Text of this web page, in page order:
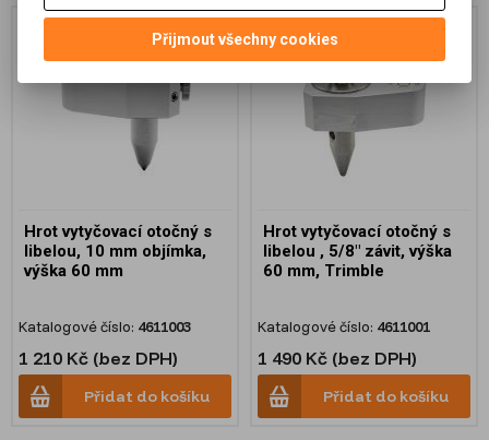
Hrot vytyčovací otočný s
libelou, 10 mm objímka,
výška 60 mm
Katalogové číslo: 4611003
1 210 Kč (bez DPH)
Přidat do košíku
Hrot vytyčovací otočný s
libelou , 5/8" závit, výška
60 mm, Trimble
Katalogové číslo: 4611001
1 490 Kč (bez DPH)
Přidat do košíku
Přijmout všechny cookies